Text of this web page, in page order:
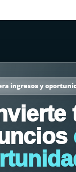
ingresos y